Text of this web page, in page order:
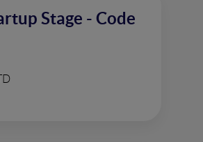
Stage - Code